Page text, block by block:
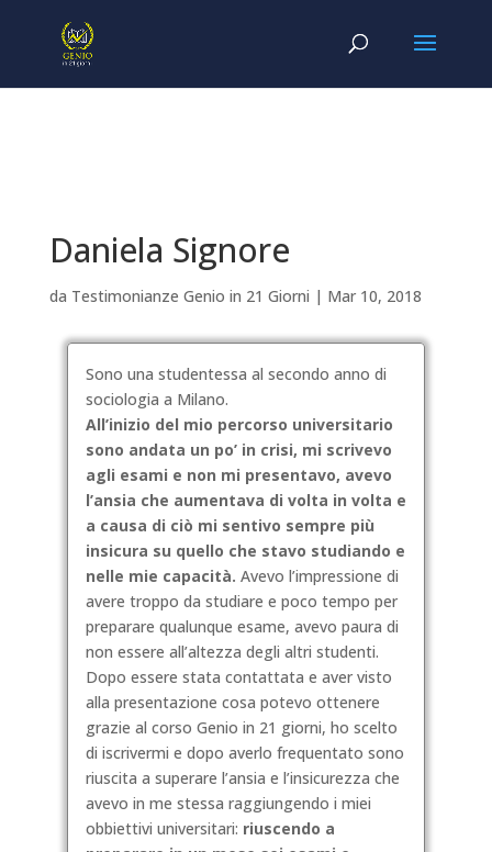
Daniela Signore
da Testimonianze Genio in 21 Giorni | Mar 10, 2018
Sono una studentessa al secondo anno di
sociologia a Milano.
All’inizio del mio percorso universitario
sono andata un po’ in crisi, mi scrivevo
agli esami e non mi presentavo, avevo
l’ansia che aumentava di volta in volta e
a causa di ciò mi sentivo sempre più
insicura su quello che stavo studiando e
nelle mie capacità. Avevo l’impressione di
avere troppo da studiare e poco tempo per
preparare qualunque esame, avevo paura di
non essere all’altezza degli altri studenti.
Dopo essere stata contattata e aver visto
alla presentazione cosa potevo ottenere
grazie al corso Genio in 21 giorni, ho scelto
di iscrivermi e dopo averlo frequentato sono
riuscita a superare l’ansia e l’insicurezza che
avevo in me stessa raggiungendo i miei
obbiettivi universitari: riuscendo a